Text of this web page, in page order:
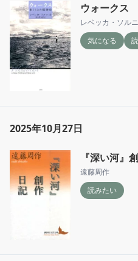
ウォークス
レベッカ・ソル
気になる
2025年10月27日
『深い河』
遠藤周作
読みたい